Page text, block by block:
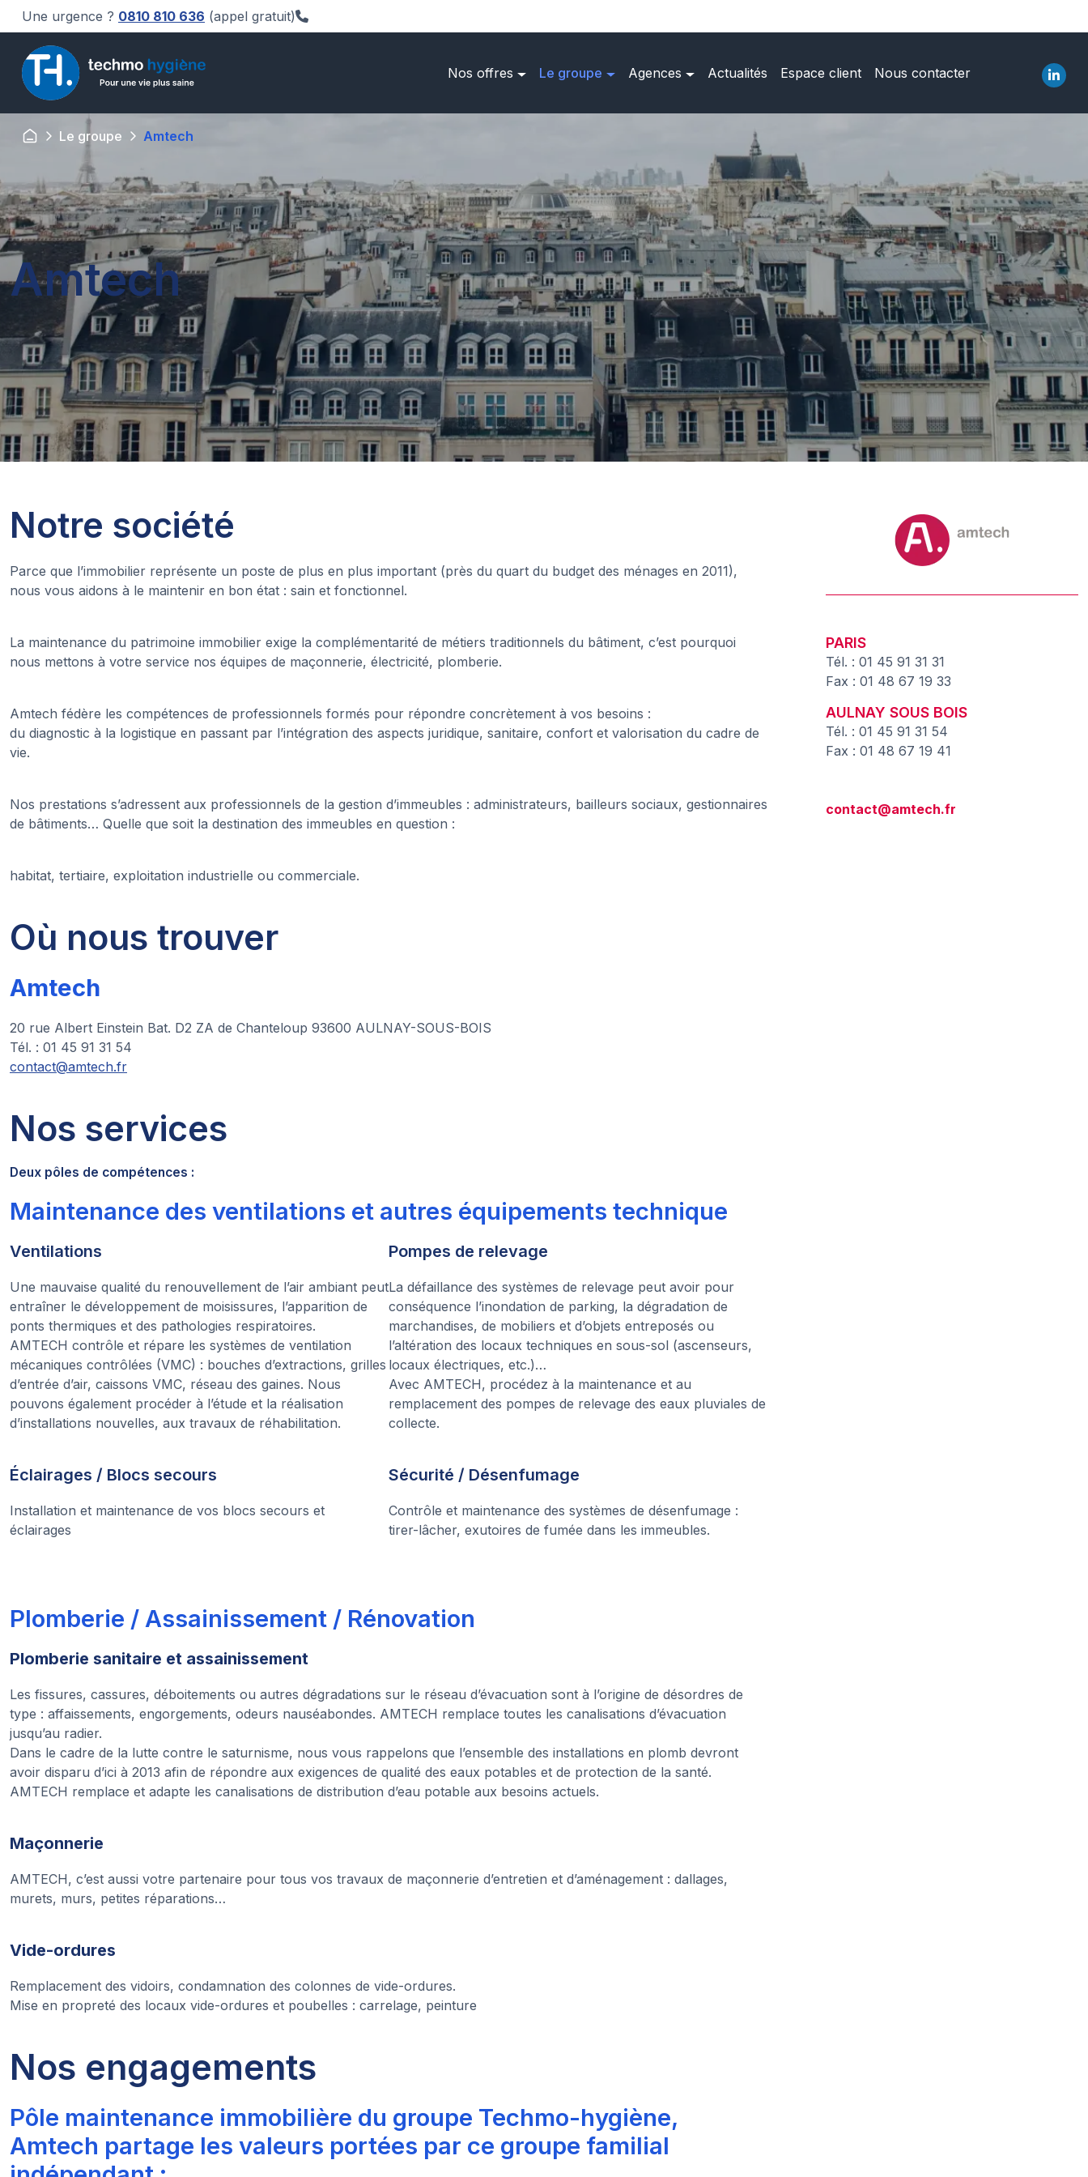
Une urgence ? 0810 810 636 (appel gratuit)
Nos offres Le groupe Agences Actualités Espace client Nous contacter
Le groupe Amtech
Amtech
Notre société
Parce que l’immobilier représente un poste de plus en plus important (près du quart du budget des ménages en 2011),
nous vous aidons à le maintenir en bon état : sain et fonctionnel.
La maintenance du patrimoine immobilier exige la complémentarité de métiers traditionnels du bâtiment, c’est pourquoi
nous mettons à votre service nos équipes de maçonnerie, électricité, plomberie.
Amtech fédère les compétences de professionnels formés pour répondre concrètement à vos besoins :
du diagnostic à la logistique en passant par l’intégration des aspects juridique, sanitaire, confort et valorisation du cadre de
vie.
Nos prestations s’adressent aux professionnels de la gestion d’immeubles : administrateurs, bailleurs sociaux, gestionnaires
de bâtiments… Quelle que soit la destination des immeubles en question :
habitat, tertiaire, exploitation industrielle ou commerciale.
Où nous trouver
Amtech
20 rue Albert Einstein Bat. D2 ZA de Chanteloup 93600 AULNAY-SOUS-BOIS
Tél. : 01 45 91 31 54
contact@amtech.fr
Nos services
Deux pôles de compétences :
Maintenance des ventilations et autres équipements technique
Ventilations
Une mauvaise qualité du renouvellement de l’air ambiant peut
entraîner le développement de moisissures, l’apparition de
ponts thermiques et des pathologies respiratoires.
AMTECH contrôle et répare les systèmes de ventilation
mécaniques contrôlées (VMC) : bouches d’extractions, grilles
d’entrée d’air, caissons VMC, réseau des gaines. Nous
pouvons également procéder à l’étude et la réalisation
d’installations nouvelles, aux travaux de réhabilitation.
Pompes de relevage
La défaillance des systèmes de relevage peut avoir pour
conséquence l’inondation de parking, la dégradation de
marchandises, de mobiliers et d’objets entreposés ou
l’altération des locaux techniques en sous-sol (ascenseurs,
locaux électriques, etc.)…
Avec AMTECH, procédez à la maintenance et au
remplacement des pompes de relevage des eaux pluviales de
collecte.
Éclairages / Blocs secours
Installation et maintenance de vos blocs secours et
éclairages
Sécurité / Désenfumage
Contrôle et maintenance des systèmes de désenfumage :
tirer-lâcher, exutoires de fumée dans les immeubles.
Plomberie / Assainissement / Rénovation
Plomberie sanitaire et assainissement
Les fissures, cassures, déboitements ou autres dégradations sur le réseau d’évacuation sont à l’origine de désordres de
type : affaissements, engorgements, odeurs nauséabondes. AMTECH remplace toutes les canalisations d’évacuation
jusqu’au radier.
Dans le cadre de la lutte contre le saturnisme, nous vous rappelons que l’ensemble des installations en plomb devront
avoir disparu d’ici à 2013 afin de répondre aux exigences de qualité des eaux potables et de protection de la santé.
AMTECH remplace et adapte les canalisations de distribution d’eau potable aux besoins actuels.
Maçonnerie
AMTECH, c’est aussi votre partenaire pour tous vos travaux de maçonnerie d’entretien et d’aménagement : dallages,
murets, murs, petites réparations…
Vide-ordures
Remplacement des vidoirs, condamnation des colonnes de vide-ordures.
Mise en propreté des locaux vide-ordures et poubelles : carrelage, peinture
Nos engagements
Pôle maintenance immobilière du groupe Techmo-hygiène,
Amtech partage les valeurs portées par ce groupe familial
PARIS
Tél. : 01 45 91 31 31
Fax : 01 48 67 19 33
AULNAY SOUS BOIS
Tél. : 01 45 91 31 54
Fax : 01 48 67 19 41
contact@amtech.fr